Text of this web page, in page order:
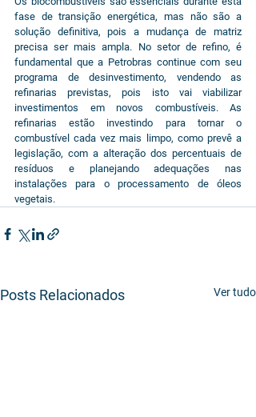
fase de transição energética, mas não são a
solução definitiva, pois a mudança de matriz
precisa ser mais ampla. No setor de refino, é
fundamental que a Petrobras continue com seu
programa de desinvestimento, vendendo as
refinarias previstas, pois isto vai viabilizar
investimentos em novos combustíveis. As
refinarias estão investindo para tornar o
combustível cada vez mais limpo, como prevê a
legislação, com a alteração dos percentuais de
resíduos e planejando adequações nas
instalações para o processamento de óleos
vegetais.
Posts Relacionados Ver tudo